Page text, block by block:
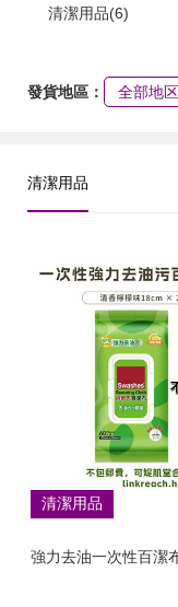
清潔用品(6)
發貨地區： 全部地区
清潔用品
清潔用品
強力去油一次性百潔